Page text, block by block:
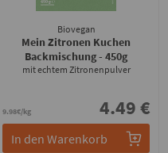
Biovegan
Mein Zitronen Kuchen
Backmischung- 450g
mit echtem Zitronenpulver
9.98€/kg 4.49 €
In den Warenkorb